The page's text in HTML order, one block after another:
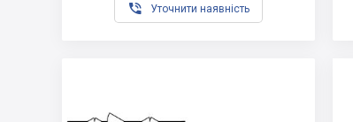
 Уточнити наявність